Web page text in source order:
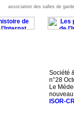
association des salles de
Société
n°28
Le
ISOR-